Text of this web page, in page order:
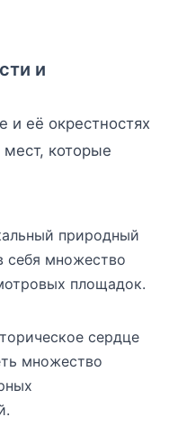
и
её окрестностях
которые
природный
себя множество
площадок.
сердце
множество